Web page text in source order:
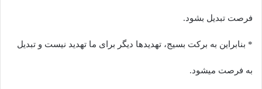
فرصت تبدیل بشود.
* بنابراین به برکت بسیج، تهدیدها دیگر برای ما تهدید نیست و تبدیل
به فرصت میشود.